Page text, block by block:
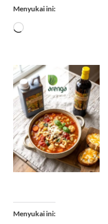
Menyukai ini:
Memuat...
Menyukai ini: